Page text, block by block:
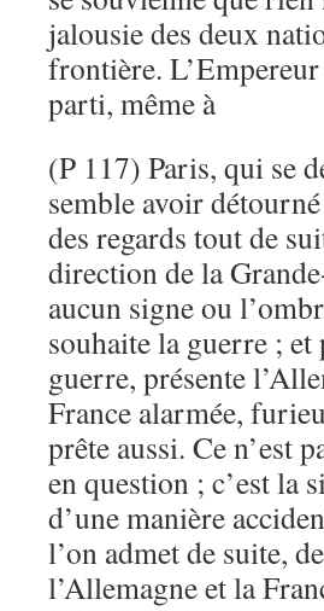
jalousie des deux
frontière. L’Empereur
parti, même à
(P 117) Paris, qui se
semble avoir
des regards tout de
direction de la
aucun signe ou
souhaite la guerre ;
guerre, présente
France alarmée,
prête aussi. Ce n’est
en question ; c’est la
d’une manière
l’on admet de suite,
l’Allemagne et la